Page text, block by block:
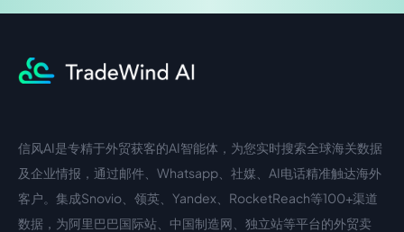
中文入口
信风AI是专精于外贸获客的AI智能体，为您实时搜索全球海关数据
及企业情报，通过邮件、Whatsapp、社媒、AI电话精准触达海外
客户。集成Snovio、领英、Yandex、RocketReach等100+渠道
数据，为阿里巴巴国际站、中国制造网、独立站等平台的外贸卖